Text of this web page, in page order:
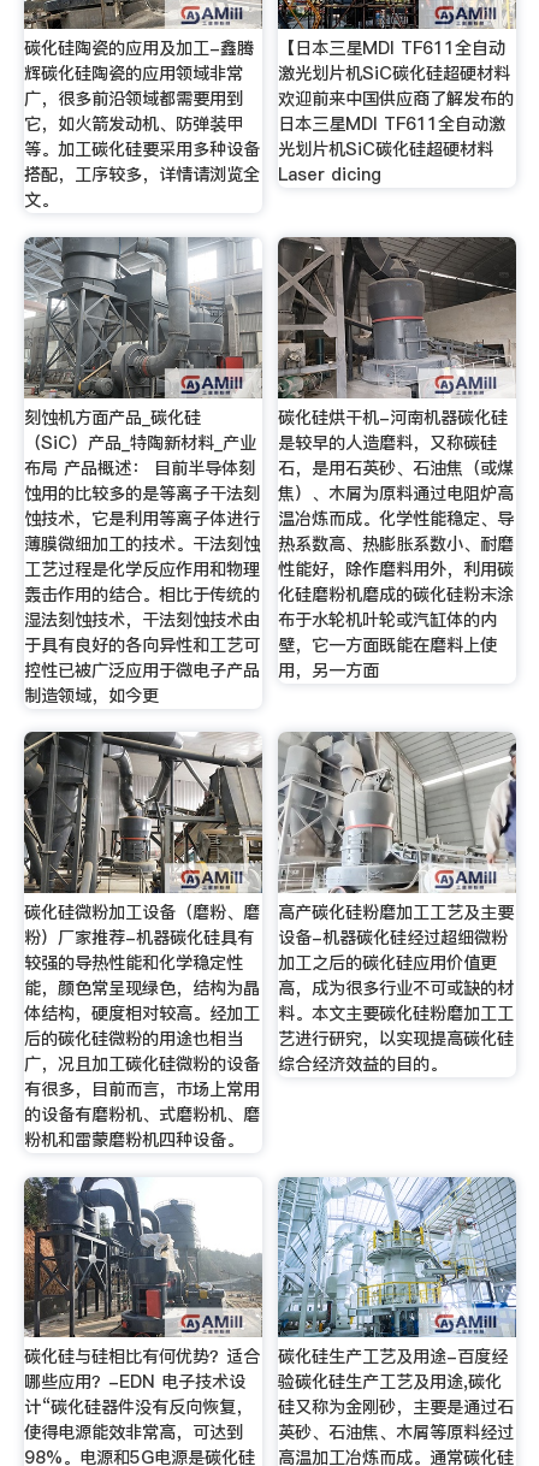
碳化硅陶瓷的应用及加工-鑫腾
辉碳化硅陶瓷的应用领域非常
广，很多前沿领域都需要用到
它，如火箭发动机、防弹装甲
等。加工碳化硅要采用多种设备
搭配，工序较多，详情请浏览全
文。
【日本三星MDI TF611全自动
激光划片机SiC碳化硅超硬材料
欢迎前来中国供应商了解发布的
日本三星MDI TF611全自动激
光划片机SiC碳化硅超硬材料
Laser dicing
刻蚀机方面产品_碳化硅
（SiC）产品_特陶新材料_产业
布局 产品概述： 目前半导体刻
蚀用的比较多的是等离子干法刻
蚀技术，它是利用等离子体进行
薄膜微细加工的技术。干法刻蚀
工艺过程是化学反应作用和物理
轰击作用的结合。相比于传统的
湿法刻蚀技术，干法刻蚀技术由
于具有良好的各向异性和工艺可
控性已被广泛应用于微电子产品
制造领域，如今更
碳化硅烘干机-河南机器碳化硅
是较早的人造磨料，又称碳硅
石，是用石英砂、石油焦（或煤
焦）、木屑为原料通过电阻炉高
温冶炼而成。化学性能稳定、导
热系数高、热膨胀系数小、耐磨
性能好，除作磨料用外，利用碳
化硅磨粉机磨成的碳化硅粉末涂
布于水轮机叶轮或汽缸体的内
壁，它一方面既能在磨料上使
用，另一方面
碳化硅微粉加工设备（磨粉、磨
粉）厂家推荐-机器碳化硅具有
较强的导热性能和化学稳定性
能，颜色常呈现绿色，结构为晶
体结构，硬度相对较高。经加工
后的碳化硅微粉的用途也相当
广，况且加工碳化硅微粉的设备
有很多，目前而言，市场上常用
的设备有磨粉机、式磨粉机、磨
粉机和雷蒙磨粉机四种设备。
高产碳化硅粉磨加工工艺及主要
设备-机器碳化硅经过超细微粉
加工之后的碳化硅应用价值更
高，成为很多行业不可或缺的材
料。本文主要碳化硅粉磨加工工
艺进行研究，以实现提高碳化硅
综合经济效益的目的。
碳化硅与硅相比有何优势？适合
哪些应用？-EDN 电子技术设
计“碳化硅器件没有反向恢复，
使得电源能效非常高，可达到
98%。电源和5G电源是碳化硅
碳化硅生产工艺及用途-百度经
验碳化硅生产工艺及用途,碳化
硅又称为金刚砂，主要是通过石
英砂、石油焦、木屑等原料经过
高温加工冶炼而成。通常碳化硅